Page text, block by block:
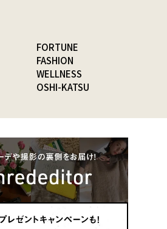
FORTUNE
FASHION
WELLNESS
OSHI-KATSU